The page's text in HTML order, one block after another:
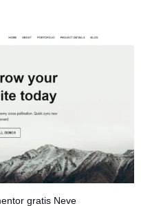
gratis Neve